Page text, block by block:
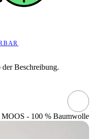
Beschreibung.